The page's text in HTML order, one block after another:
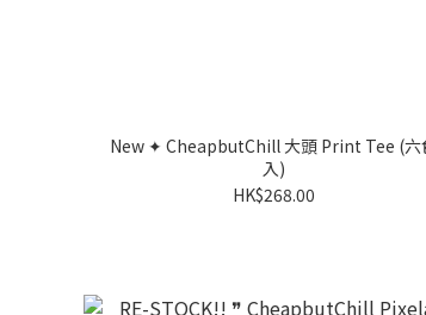
New ✦ CheapbutChill 大頭 Print Tee (六
入)
HK$268.00